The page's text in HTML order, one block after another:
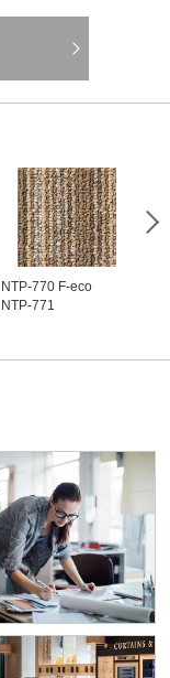
NTP-770 F-eco
NTP-771